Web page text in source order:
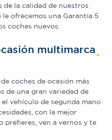
de la calidad de nuestros
ofrecemos una Garantía 5
coches nuevos.
multimarca
coches de ocasión más
de una gran variedad de
vehículo de segunda mano
con la mejor
prefieres, ven a vernos y te